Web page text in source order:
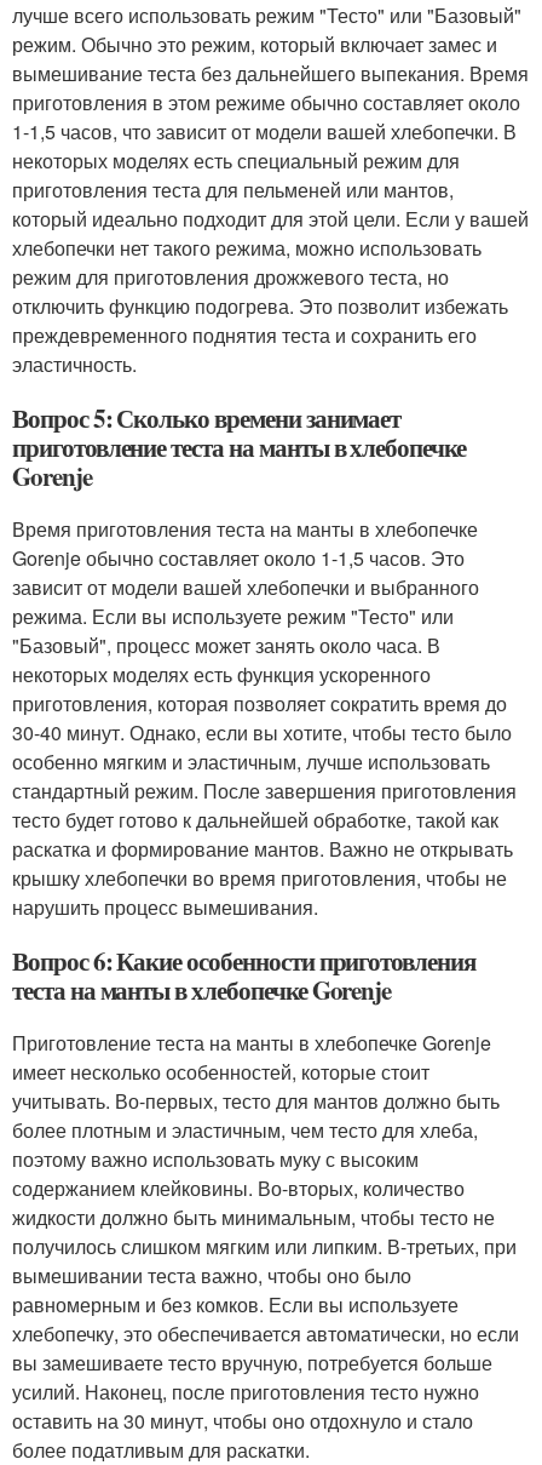
лучше всего использовать режим "Тесто" или "Базовый"
режим. Обычно это режим, который включает замес и
вымешивание теста без дальнейшего выпекания. Время
приготовления в этом режиме обычно составляет около
1-1,5 часов, что зависит от модели вашей хлебопечки. В
некоторых моделях есть специальный режим для
приготовления теста для пельменей или мантов,
который идеально подходит для этой цели. Если у вашей
хлебопечки нет такого режима, можно использовать
режим для приготовления дрожжевого теста, но
отключить функцию подогрева. Это позволит избежать
преждевременного поднятия теста и сохранить его
эластичность.
Вопрос 5: Сколько времени занимает
приготовление теста на манты в хлебопечке
Gorenje
Время приготовления теста на манты в хлебопечке
Gorenje обычно составляет около 1-1,5 часов. Это
зависит от модели вашей хлебопечки и выбранного
режима. Если вы используете режим "Тесто" или
"Базовый", процесс может занять около часа. В
некоторых моделях есть функция ускоренного
приготовления, которая позволяет сократить время до
30-40 минут. Однако, если вы хотите, чтобы тесто было
особенно мягким и эластичным, лучше использовать
стандартный режим. После завершения приготовления
тесто будет готово к дальнейшей обработке, такой как
раскатка и формирование мантов. Важно не открывать
крышку хлебопечки во время приготовления, чтобы не
нарушить процесс вымешивания.
Вопрос 6: Какие особенности приготовления
теста на манты в хлебопечке Gorenje
Приготовление теста на манты в хлебопечке Gorenje
имеет несколько особенностей, которые стоит
учитывать. Во-первых, тесто для мантов должно быть
более плотным и эластичным, чем тесто для хлеба,
поэтому важно использовать муку с высоким
содержанием клейковины. Во-вторых, количество
жидкости должно быть минимальным, чтобы тесто не
получилось слишком мягким или липким. В-третьих, при
вымешивании теста важно, чтобы оно было
равномерным и без комков. Если вы используете
хлебопечку, это обеспечивается автоматически, но если
вы замешиваете тесто вручную, потребуется больше
усилий. Наконец, после приготовления тесто нужно
оставить на 30 минут, чтобы оно отдохнуло и стало
более податливым для раскатки.